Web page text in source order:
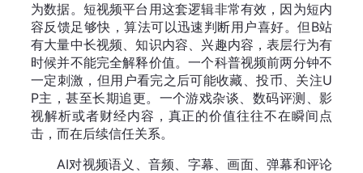
为数据。短视频平台用这套逻辑非常有效，因为短内
容反馈足够快，算法可以迅速判断用户喜好。但B站
有大量中长视频、知识内容、兴趣内容，表层行为有
时候并不能完全解释价值。一个科普视频前两分钟不
一定刺激，但用户看完之后可能收藏、投币、关注U
P主，甚至长期追更。一个游戏杂谈、数码评测、影
视解析或者财经内容，真正的价值往往不在瞬间点
击，而在后续信任关系。
AI对视频语义、音频、字幕、画面、弹幕和评论